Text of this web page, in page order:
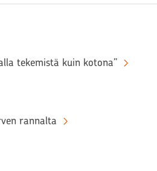
tekemistä kuin kotona”
rannalta